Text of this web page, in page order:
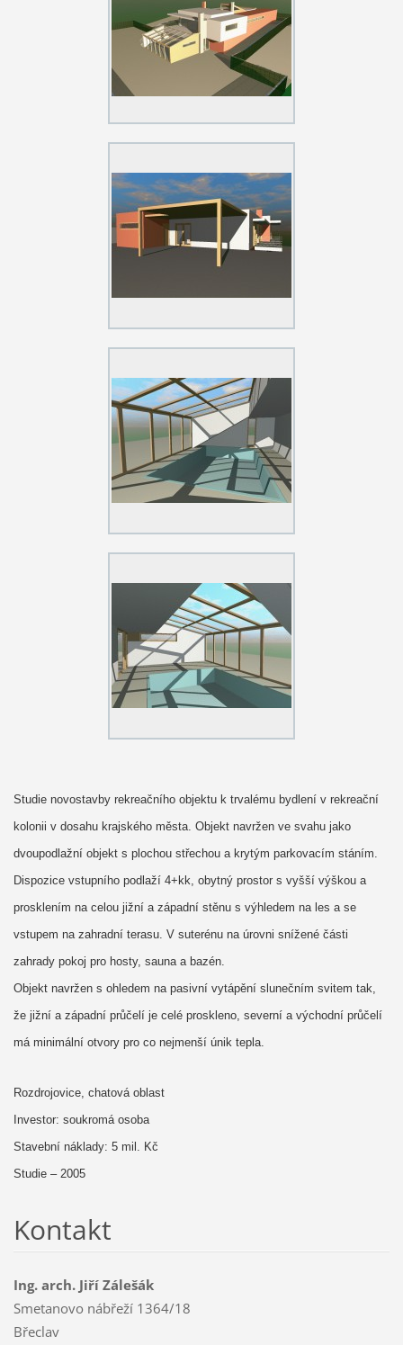
Studie novostavby rekreačního objektu k trvalému bydlení v rekreační
kolonii v dosahu krajského města. Objekt navržen ve svahu jako
dvoupodlažní objekt s plochou střechou a krytým parkovacím stáním.
Dispozice vstupního podlaží 4+kk, obytný prostor s vyšší výškou a
prosklením na celou jižní a západní stěnu s výhledem na les a se
vstupem na zahradní terasu. V suterénu na úrovni snížené části
zahrady pokoj pro hosty, sauna a bazén.
Objekt navržen s ohledem na pasivní vytápění slunečním svitem tak,
že jižní a západní průčelí je celé proskleno, severní a východní průčelí
má minimální otvory pro co nejmenší únik tepla.
Rozdrojovice, chatová oblast
Investor: soukromá osoba
Stavební náklady: 5 mil. Kč
Studie – 2005
Kontakt
Ing. arch. Jiří Zálešák
Smetanovo nábřeží 1364/18
Břeclav